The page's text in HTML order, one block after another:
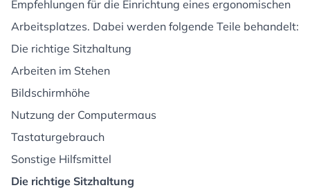
Empfehlungen für die Einrichtung eines ergonomischen
Arbeitsplatzes. Dabei werden folgende Teile behandelt:
Die richtige Sitzhaltung
Arbeiten im Stehen
Bildschirmhöhe
Nutzung der Computermaus
Tastaturgebrauch
Sonstige Hilfsmittel
Die richtige Sitzhaltung